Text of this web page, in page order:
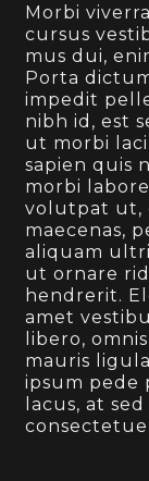
Morbi
cursus
mus dui,
Porta
impedit
nibh id, est
ut morbi
sapien quis
morbi
volutpat ut,
maecenas,
aliquam
ut ornare
hendrerit.
amet
libero,
mauris
ipsum pede
lacus, at